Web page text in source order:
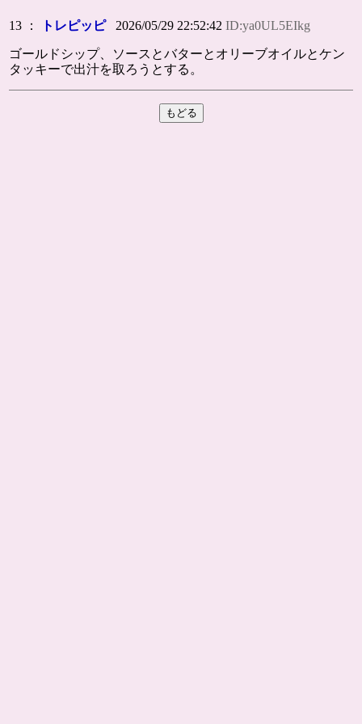
13 ： トレピッピ2026/05/29 22:52:42ID:ya0UL5EIkg
ゴールドシップ、ソースとバターとオリーブオイルとケン
タッキーで出汁を取ろうとする。